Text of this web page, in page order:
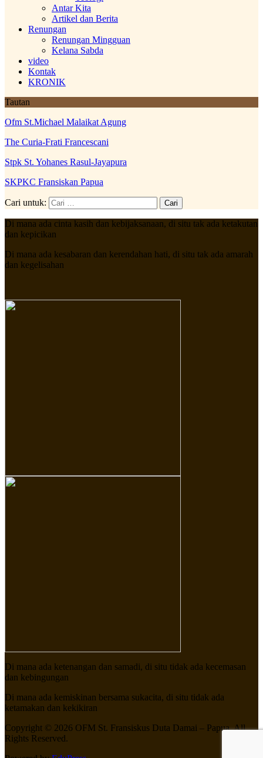
Antar Kita
Artikel dan Berita
Renungan
Renungan Mingguan
Kelana Sabda
video
Kontak
KRONIK
Tautan
Ofm St.Michael Malaikat Agung
The Curia-Frati Francescani
Stpk St. Yohanes Rasul-Jayapura
SKPKC Fransiskan Papua
Cari untuk:
Di mana ada cinta kasih dan kebijaksanaan, di situ tak ada ketakutan
dan kepicikan
Di mana ada kesabaran dan kerendahan hati, di situ tak ada amarah
dan kegelisahan
Di mana ada ketenangan dan samadi, di situ tidak ada kecemasan
dan kebingungan
Di mana ada kemiskinan bersama sukacita, di situ tidak ada
ketamakan dan kekikiran
Copyright © 2026 OFM St. Fransiskus Duta Damai – Papua. All
Rights Reserved.